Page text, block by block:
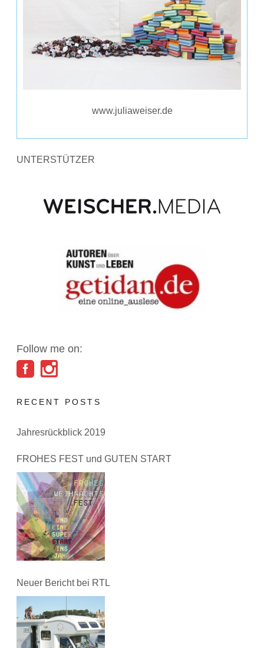
www.juliaweiser.de
UNTERSTÜTZER
Follow me on:
RECENT POSTS
Jahresrückblick 2019
FROHES FEST und GUTEN START
Neuer Bericht bei RTL